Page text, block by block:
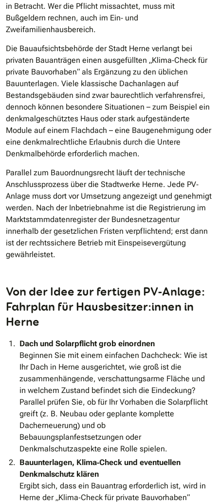
in Betracht. Wer die Pflicht missachtet, muss mit
Bußgeldern rechnen, auch im Ein‐ und
Zweifamilienhausbereich.
Die Bauaufsichtsbehörde der Stadt Herne verlangt bei
privaten Bauanträgen einen ausgefüllten „Klima‐Check für
private Bauvorhaben“ als Ergänzung zu den üblichen
Bauunterlagen. Viele klassische Dachanlagen auf
Bestandsgebäuden sind zwar baurechtlich verfahrensfrei,
dennoch können besondere Situationen – zum Beispiel ein
denkmalgeschütztes Haus oder stark aufgeständerte
Module auf einem Flachdach – eine Baugenehmigung oder
eine denkmalrechtliche Erlaubnis durch die Untere
Denkmalbehörde erforderlich machen.
Parallel zum Bauordnungsrecht läuft der technische
Anschlussprozess über die Stadtwerke Herne. Jede PV‐
Anlage muss dort vor Umsetzung angezeigt und genehmigt
werden. Nach der Inbetriebnahme ist die Registrierung im
Marktstammdatenregister der Bundesnetzagentur
innerhalb der gesetzlichen Fristen verpflichtend; erst dann
ist der rechtssichere Betrieb mit Einspeisevergütung
gewährleistet.
Von der Idee zur fertigen PV‐Anlage:
Fahrplan für Hausbesitzer:innen in
Herne
Dach und Solarpflicht grob einordnen
Beginnen Sie mit einem einfachen Dachcheck: Wie ist
Ihr Dach in Herne ausgerichtet, wie groß ist die
zusammenhängende, verschattungsarme Fläche und
in welchem Zustand befindet sich die Eindeckung?
Parallel prüfen Sie, ob für Ihr Vorhaben die Solarpflicht
greift (z. B. Neubau oder geplante komplette
Dacherneuerung) und ob
Bebauungsplanfestsetzungen oder
Denkmalschutzaspekte eine Rolle spielen.
Bauunterlagen, Klima‐Check und eventuellen
Denkmalschutz klären
Ergibt sich, dass ein Bauantrag erforderlich ist, wird in
Herne der „Klima‐Check für private Bauvorhaben“